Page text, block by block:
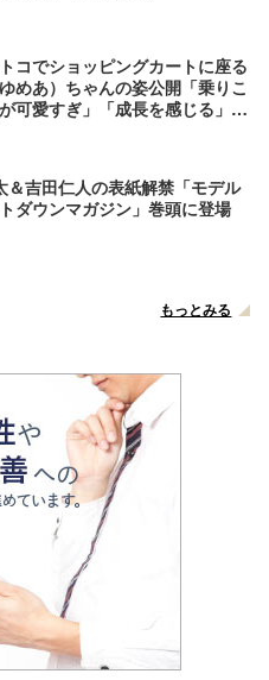
コでショッピングカートに座る
めあ）ちゃんの姿公開「乗りこ
可愛すぎ」「成長を感じる」の
＆吉田仁人の表紙解禁「モデル
ダウンマガジン」巻頭に登場
もっとみる